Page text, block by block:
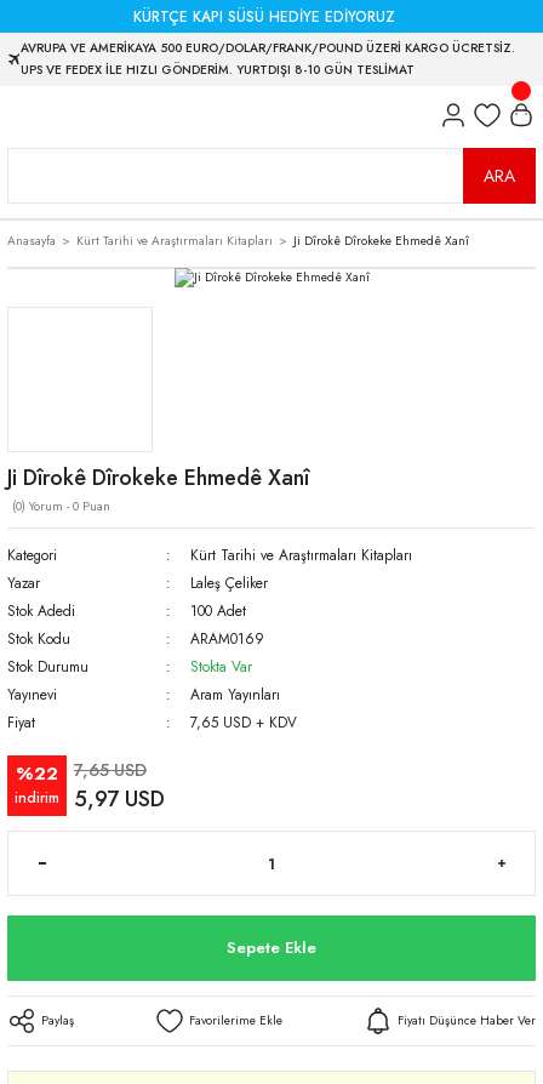
KÜRTÇE KAPI SÜSÜ HEDİYE EDİYORUZ
AVRUPA VE AMERİKAYA 500 EURO/DOLAR/FRANK/POUND ÜZERİ KARGO ÜCRETSİZ.
UPS VE FEDEX İLE HIZLI GÖNDERİM. YURTDIŞI 8-10 GÜN TESLİMAT
ARA
Anasayfa Kürt Tarihi ve Araştırmaları Kitapları Ji Dîrokê Dîrokeke Ehmedê Xanî
Ji Dîrokê Dîrokeke Ehmedê Xanî
(0) Yorum - 0 Puan
Kategori
Kürt Tarihi ve Araştırmaları Kitapları
Yazar
Laleş Çeliker
Stok Adedi
100 Adet
Stok Kodu
ARAM0169
Stok Durumu
Stokta Var
Yayınevi
Aram Yayınları
Fiyat
7,65 USD + KDV
%22
indirim
7,65 USD
5,97 USD
Sepete Ekle
Paylaş Fiyatı Düşünce Haber Ver